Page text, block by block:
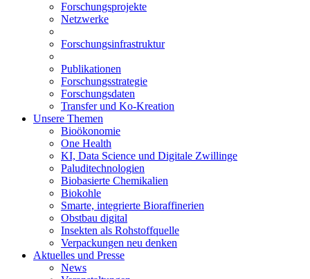
Forschungsprojekte
Netzwerke
Forschungsinfrastruktur
Publikationen
Forschungsstrategie
Forschungsdaten
Transfer und Ko-Kreation
Unsere Themen
Bioökonomie
One Health
KI, Data Science und Digitale Zwillinge
Paluditechnologien
Biobasierte Chemikalien
Biokohle
Smarte, integrierte Bioraffinerien
Obstbau digital
Insekten als Rohstoffquelle
Verpackungen neu denken
Aktuelles und Presse
News